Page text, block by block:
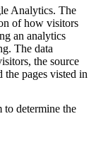
Analytics. The
of how visitors
an analytics
The data
the source
the pages visted in
to determine the